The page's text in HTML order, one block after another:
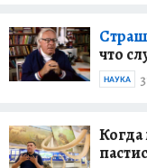
что
НАУКА